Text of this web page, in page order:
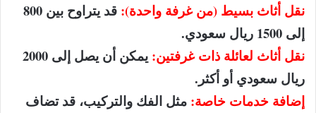
نقل أثاث بسيط (من غرفة واحدة):
قد يتراوح بين 800
إلى 1500 ريال سعودي.
نقل أثاث لعائلة ذات غرفتين:
يمكن أن يصل إلى 2000
ريال سعودي أو أكثر.
إضافة خدمات خاصة: مثل الفك والتركيب، قد تضاف